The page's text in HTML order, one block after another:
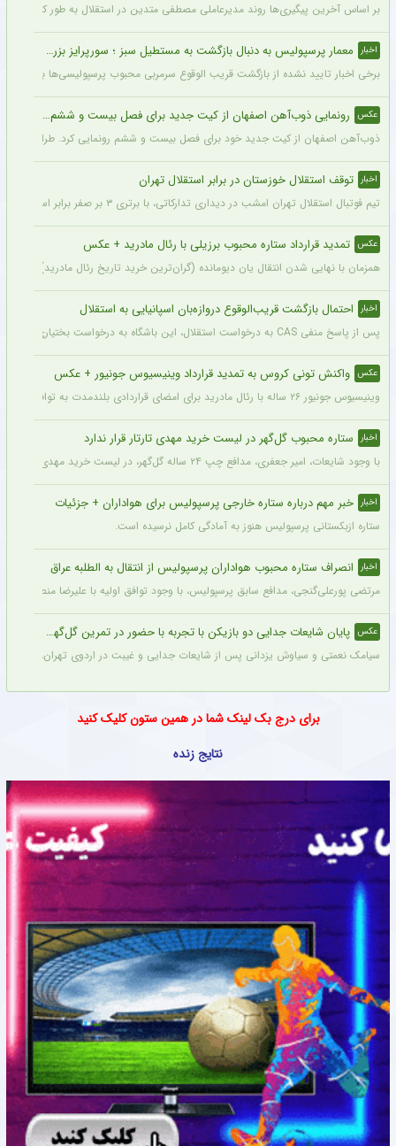
بر اساس آخرین پیگیری‌ها روند مدیرعاملی مصطفی متدین در استقلال به طور کامل
اخبار معمار پرسپولیس به دنبال بازگشت به مستطیل سبز ؛ سورپرایز بزرگ در راه است ؟ + جزئیات
برخی اخبار تایید نشده از بازگشت قریب الوقوع سرمربی محبوب پرسپولیسی‌ها به دنیای
عکس رونمایی ذوب‌آهن اصفهان از کیت جدید برای فصل بیست و ششم + عکس
ذوب‌آهن اصفهان از کیت جدید خود برای فصل بیست و ششم رونمایی کرد. طراحی
اخبار توقف استقلال خوزستان در برابر استقلال تهران
تیم فوتبال استقلال تهران امشب در دیداری تدارکاتی، با برتری ۳ بر صفر برابر استقلال خوزستان، با دبل سعید سحرخیزان و گل یاسر آسانی پیروز شد.
عکس تمدید قرارداد ستاره محبوب برزیلی با رئال مادرید + عکس
همزمان با نهایی شدن انتقال یان دیومانده (گران‌ترین خرید تاریخ رئال مادرید)، تمدید قرارداد
اخبار احتمال بازگشت قریب‌الوقوع دروازه‌بان اسپانیایی به استقلال
پس از پاسخ منفی CAS به درخواست استقلال، این باشگاه به درخواست بختیاری‌زاده قصد دارد قرارداد آنتونیو آدان، دروازه‌بان اسپانیایی فصل گذشته، را تمدید کند.
عکس واکنش تونی کروس به تمدید قرارداد وینیسیوس جونیور + عکس
وینیسیوس جونیور ۲۶ ساله با رئال مادرید برای امضای قراردادی بلندمدت به توافق رسید که او را تا سال ۲۰۳۲ در سانتیاگو برنابئو نگه خواهد داشت و به شایعات درباره احتمال جدایی‌اش از این باشگاه پایان می‌دهد.
اخبار ستاره محبوب گل‌گهر در لیست خرید مهدی تارتار قرار ندارد
با وجود شایعات، امیر جعفری، مدافع چپ ۲۴ ساله گل‌گهر، در لیست خرید مهدی تارتار قرار ندارد.
اخبار خبر مهم درباره ستاره خارجی پرسپولیس برای هواداران + جزئیات
ستاره ازبکستانی پرسپولیس هنوز به آمادگی کامل نرسیده است.
اخبار انصراف ستاره محبوب هواداران پرسپولیس از انتقال به الطلبه عراق
مرتضی پورعلی‌گنجی، مدافع سابق پرسپولیس، با وجود توافق اولیه با علیرضا منصوریان
عکس پایان شایعات جدایی دو بازیکن با تجربه با حضور در تمرین گل‌گهر + عکس
سیامک نعمتی و سیاوش یزدانی پس از شایعات جدایی و غیبت در اردوی تهران، دیروز
برای درج بک لینک شما در همین ستون کلیک کنید
نتایج زنده